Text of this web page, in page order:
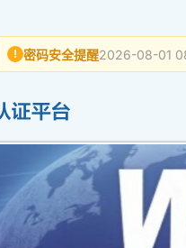
! 密码安全提醒2026-08-01